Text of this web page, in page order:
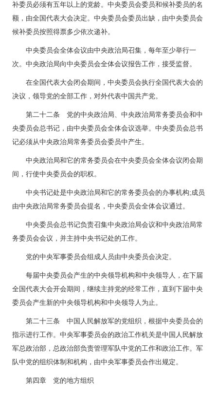
补委员必须有五年以上的党龄。中央委员会委员和候补委员的名
额，由全国代表大会决定。中央委员会委员出缺，由中央委员会
候补委员按照得票多少依次递补。
中央委员会全体会议由中央政治局召集，每年至少举行一
次。中央政治局向中央委员会全体会议报告工作，接受监督。
在全国代表大会闭会期间，中央委员会执行全国代表大会的
决议，领导党的全部工作，对外代表中国共产党。
第二十二条 党的中央政治局、中央政治局常务委员会和中
央委员会总书记，由中央委员会全体会议选举。中央委员会总书
记必须从中央政治局常务委员会委员中产生。
中央政治局和它的常务委员会在中央委员会全体会议闭会期
间，行使中央委员会的职权。
中央书记处是中央政治局和它的常务委员会的办事机构;成员
由中央政治局常务委员会提名，中央委员会全体会议通过。
中央委员会总书记负责召集中央政治局会议和中央政治局常
务委员会会议，并主持中央书记处的工作。
党的中央军事委员会组成人员由中央委员会决定。
每届中央委员会产生的中央领导机构和中央领导人，在下届
全国代表大会开会期间，继续主持党的经常工作，直到下届中央
委员会产生新的中央领导机构和中央领导人为止。
第二十三条 中国人民解放军的党组织，根据中央委员会的
指示进行工作。中央军事委员会的政治工作机关是中国人民解放
军总政治部，总政治部负责管理军队中党的工作和政治工作。军
队中党的组织体制和机构，由中央军事委员会作出规定。
第四章 党的地方组织